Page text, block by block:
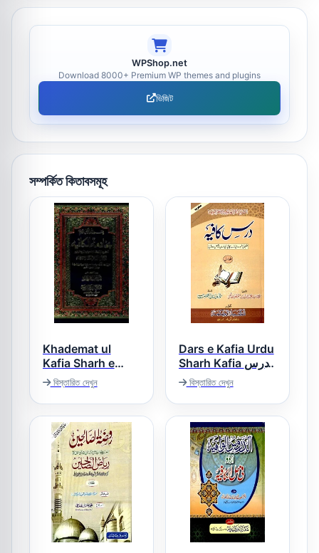
WPShop.net
Download 8000+ Premium WP themes and plugins
ভিজিট
সম্পর্কিত কিতাবসমূহ
Khademat ul
Kafia Sharh e
Kafia خادمۃ الکافیہবিস্তারিত দেখুন
Dars e Kafia Urdu
Sharh Kafia درس
کافیہ اردو شرح
کافیہ
বিস্তারিত দেখুন